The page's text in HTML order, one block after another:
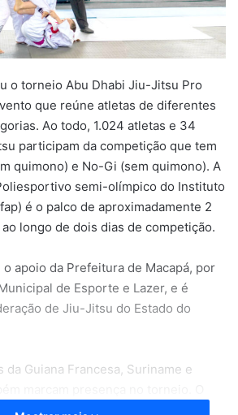
o torneio Abu Dhabi Jiu-Jitsu Pro
que reúne atletas de diferentes
Ao todo, 1.024 atletas e 34
participam da competição que tem
quimono) e No-Gi (sem quimono). A
semi-olímpico do Instituto
é o palco de aproximadamente 2
longo de dois dias de competição.
apoio da Prefeitura de Macapá, por
de Esporte e Lazer, e é
de Jiu-Jitsu do Estado do
da Guiana Francesa, Suriname e
emenda impositiva no valor de R$